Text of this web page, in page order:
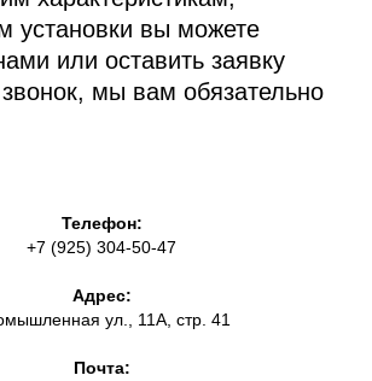
установки вы можете
или оставить заявку
мы вам обязательно
Телефон:
+7 (925) 304-50-47
Адрес:
ул., 11А, стр. 41
Почта: